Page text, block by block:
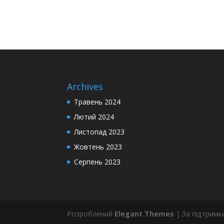
Archives
Травень 2024
Лютий 2024
Листопад 2023
Жовтень 2023
Серпень 2023
Розроблений Elegant Themes | За